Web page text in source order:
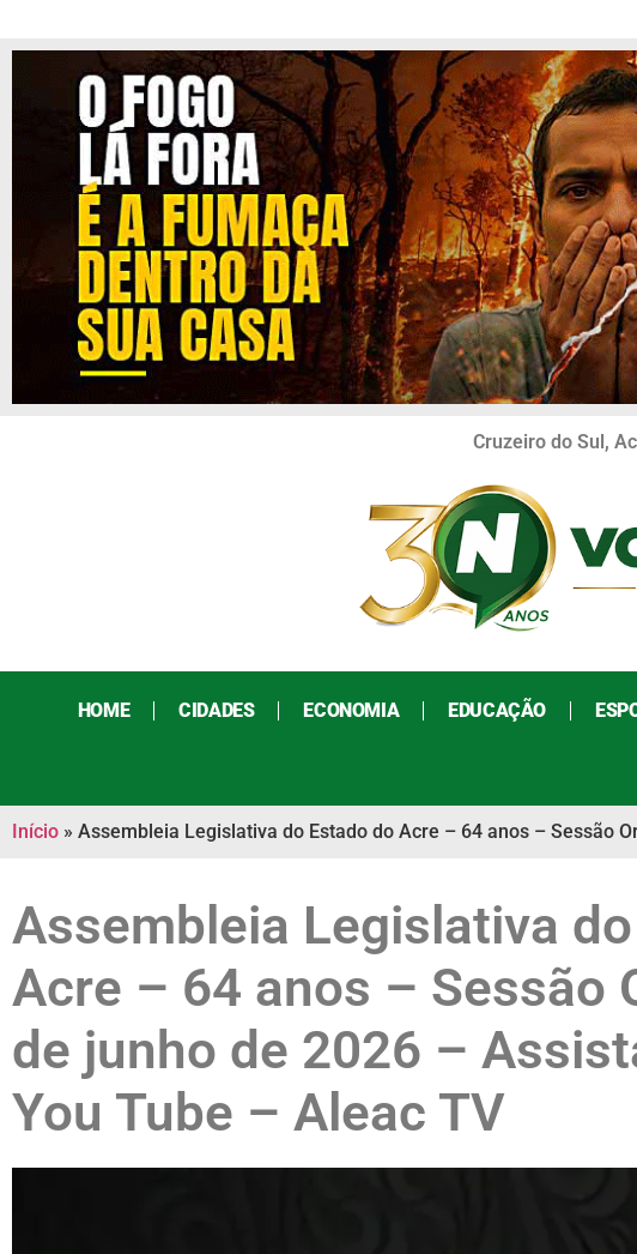
Cruzeiro do Sul,
HOME CIDADES ECONOMIA EDUCAÇÃO
Início » Assembleia Legislativa do Estado do Acre – 64 anos – Sessão
Assembleia Legislativa
Acre – 64 anos – Sessão
de junho de 2026 –
You Tube – Aleac TV